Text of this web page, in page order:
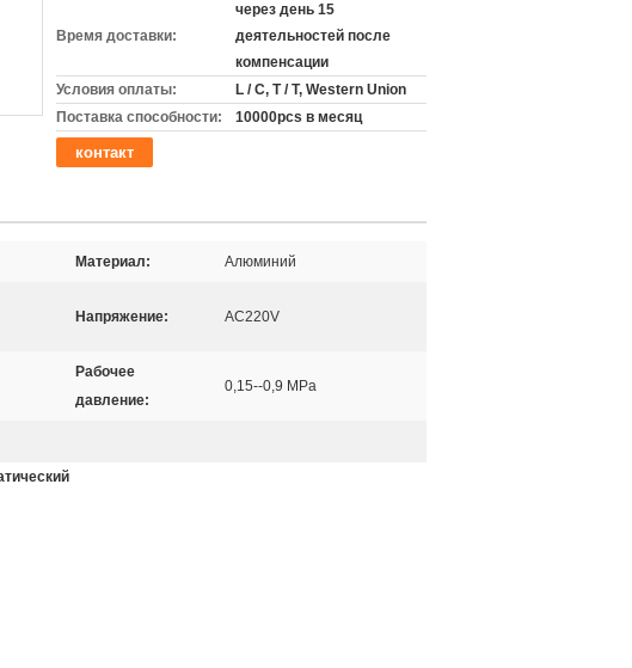
Время доставки:
через день 15
деятельностей после
компенсации
Условия оплаты:
L / C, T / T, Western Union
Поставка способности:
10000pcs в месяц
контакт
Материал: Алюминий
Напряжение: AC220V
Рабочее
давление:
0,15--0,9 MPa